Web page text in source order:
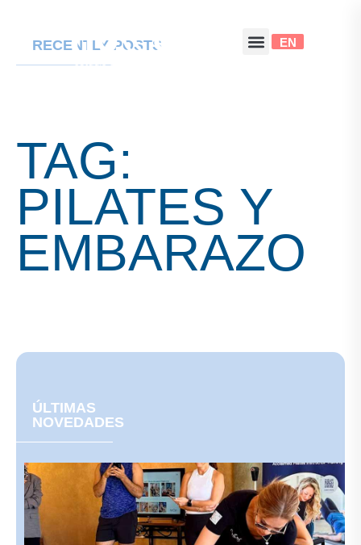
EN
RECENTLY POSTS
TAG:
PILATES Y
EMBARAZO
ÚLTIMAS
NOVEDADES